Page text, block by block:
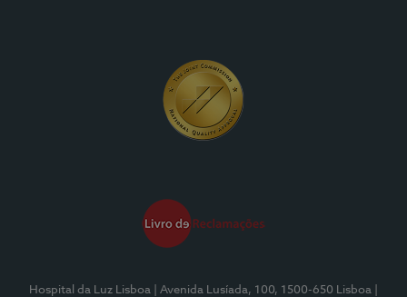
Hospital da Luz Lisboa | Avenida Lusíada, 100, 1500-650 Lisboa